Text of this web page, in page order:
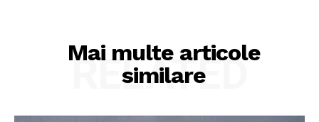
Mai multe articole
similare
RELATED